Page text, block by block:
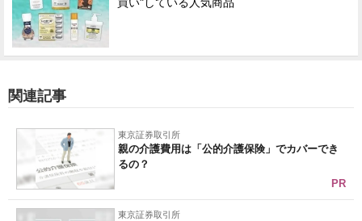
買い"している人気商品
関連記事
東京証券取引所
親の介護費用は「公的介護保険」でカバーでき
るの？
PR
東京証券取引所